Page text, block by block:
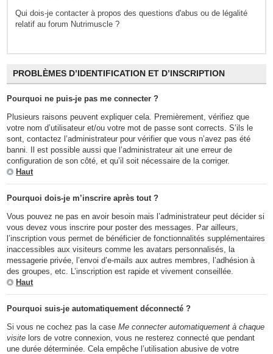
Qui dois-je contacter à propos des questions d'abus ou de légalité
relatif au forum Nutrimuscle ?
PROBLÈMES D’IDENTIFICATION ET D’INSCRIPTION
Pourquoi ne puis-je pas me connecter ?
Plusieurs raisons peuvent expliquer cela. Premièrement, vérifiez que
votre nom d’utilisateur et/ou votre mot de passe sont corrects. S’ils le
sont, contactez l’administrateur pour vérifier que vous n’avez pas été
banni. Il est possible aussi que l’administrateur ait une erreur de
configuration de son côté, et qu’il soit nécessaire de la corriger.
Haut
Pourquoi dois-je m’inscrire après tout ?
Vous pouvez ne pas en avoir besoin mais l’administrateur peut décider si
vous devez vous inscrire pour poster des messages. Par ailleurs,
l’inscription vous permet de bénéficier de fonctionnalités supplémentaires
inaccessibles aux visiteurs comme les avatars personnalisés, la
messagerie privée, l’envoi d’e-mails aux autres membres, l’adhésion à
des groupes, etc. L’inscription est rapide et vivement conseillée.
Haut
Pourquoi suis-je automatiquement déconnecté ?
Si vous ne cochez pas la caseMe connecter automatiquement à chaque
visite lors de votre connexion, vous ne resterez connecté que pendant
une durée déterminée. Cela empêche l’utilisation abusive de votre